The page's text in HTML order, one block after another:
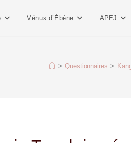
Vénus d’Ébène APEJ
> Questionnaires >